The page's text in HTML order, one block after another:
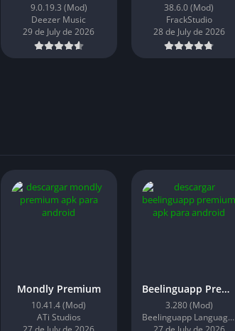
9.0.19.3 (Mod)
Deezer Music
29 de July de 2026
38.6.0 (Mod)
FrackStudio
28 de July de 2026
Mondly Premium
10.41.4 (Mod)
ATi Studios
Beelinguapp Premium
3.280 (Mod)
Beelinguapp Languages